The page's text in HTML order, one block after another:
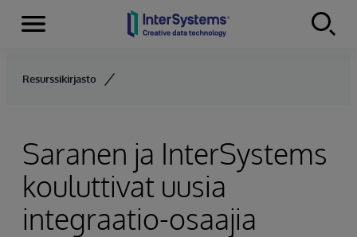
Skip to content
Menu
Resurssikirjasto
Saranen ja InterSystems
kouluttivat uusia
integraatio-osaajia